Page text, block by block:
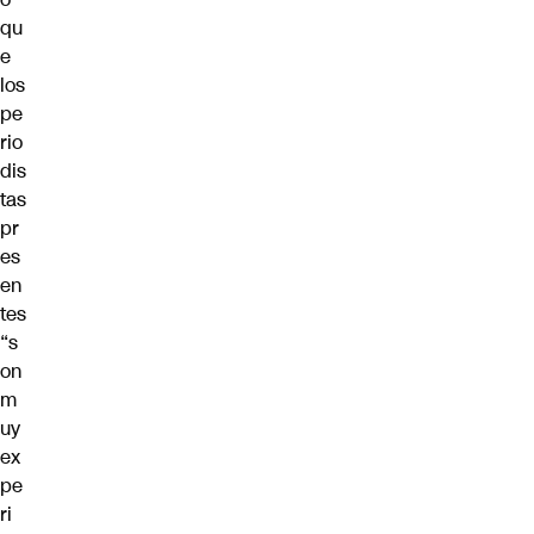
qu
e
los
pe
rio
dis
tas
pr
es
en
tes
“s
on
m
uy
ex
pe
ri